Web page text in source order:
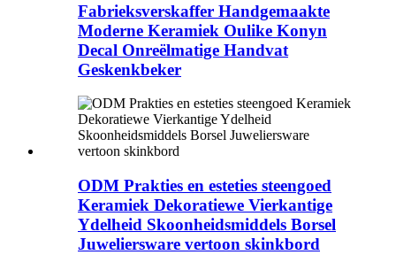
Fabrieksverskaffer Handgemaakte
Moderne Keramiek Oulike Konyn
Decal Onreëlmatige Handvat
Geskenkbeker
ODM Prakties en esteties steengoed
Keramiek Dekoratiewe Vierkantige
Ydelheid Skoonheidsmiddels Borsel
Juweliersware vertoon skinkbord